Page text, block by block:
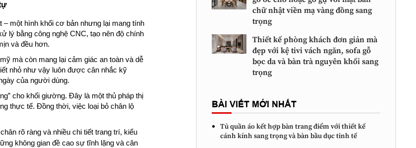
một hình khối cơ bản nhưng lại mang tính
lý bằng công nghệ CNC, tạo nên độ chính
và đều hơn.
mà còn mang lại cảm giác an toàn và dễ
nhỏ như vậy luôn được cân nhắc kỹ
của người dùng.
cho khối giường. Đây là một thủ pháp thị
thực tế. Đồng thời, việc loại bỏ chân lộ
rõ ràng và nhiều chi tiết trang trí, kiểu
không gian đề cao sự tĩnh lặng và cân
chữ nhật viền mạ vàng đồng sang
trọng
Thiết kế phòng khách đơn giản mà
đẹp với kệ tivi vách ngăn, sofa gỗ
bọc da và bàn trà nguyên khối sang
trọng
BÀI VIẾT MỚI NHẤT
Tủ quần áo kết hợp bàn trang điểm với thiết kế
cánh kính sang trọng và bàn bầu dục tinh tế